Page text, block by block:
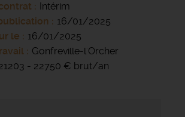
Intérim
16/01/2025
le
16/01/2025
Gonfreville-l'Orcher
- 22750 € brut/an